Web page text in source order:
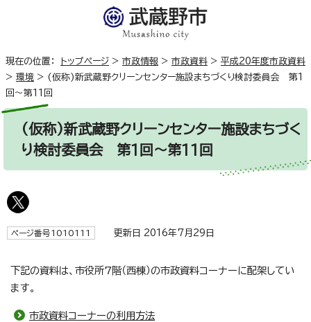
現在の位置： トップページ > 市政情報 > 市政資料 > 平成20年度市政資料
> 環境 > (仮称)新武蔵野クリーンセンター施設まちづくり検討委員会 第1
回～第11回
(仮称)新武蔵野クリーンセンター施設まちづく
り検討委員会 第1回～第11回
ページ番号1010111 更新日 2016年7月29日
下記の資料は、市役所7階（西棟）の市政資料コーナーに配架してい
ます。
市政資料コーナーの利用方法